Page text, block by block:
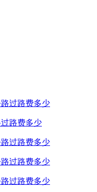
过路费多少
路费多少
过路费多少
过路费多少
过路费多少